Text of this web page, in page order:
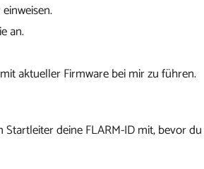
an.
aktueller Firmware bei mir zu führen.
deine FLARM-ID mit, bevor du